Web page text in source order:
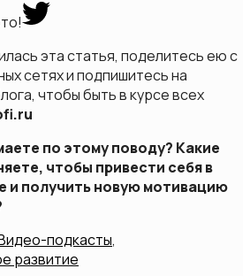
эта статья, поделитесь ею с
сетях и подпишитесь на
чтобы быть в курсе всех
по этому поводу? Какие
чтобы привести себя в
и получить новую мотивацию
подкасты,
развитие